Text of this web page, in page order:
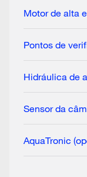
Motor de alta
Pontos de
Hidráulica de
Sensor da
AquaTronic